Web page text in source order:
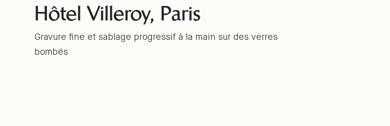
Hôtel Villeroy, Paris
Gravure fine et sablage progressif à la main sur des verres
bombés